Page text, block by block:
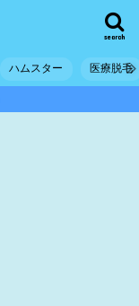
search
ハムスター 医療脱毛